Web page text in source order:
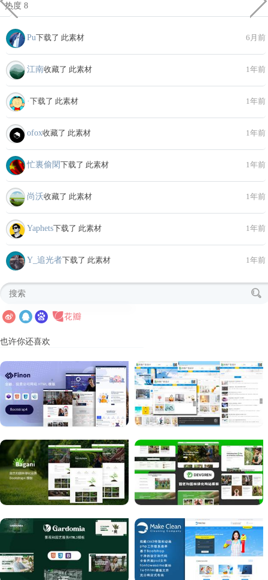
热度 8
Pu下载了 此素材 6月前
江南收藏了 此素材 1年前
·下载了 此素材 1年前
ofox收藏了 此素材 1年前
忙裏偷閑下载了 此素材 1年前
尚沃收藏了 此素材 1年前
Yaphets下载了 此素材 1年前
Y_追光者下载了 此素材 1年前
也许你还喜欢